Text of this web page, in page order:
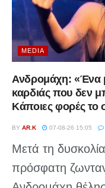
MEDIA
Ανδρομάχη: «Ένα
καρδιάς που δεν
Κάποιες φορές το
BY AR.K 07-08-26 15:05
Μετά τη
πρόσφατη